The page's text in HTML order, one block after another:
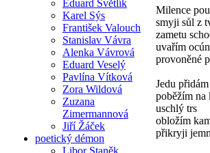
Eduard Světlík
Karel Sýs
František Valouch
Stanislav Vávra
Alenka Vávrová
Eduard Veselý
Pavlína Vítková
Zora Wildová
Zuzana
Zimermannová
Jiří Žáček
poetický démon
Libor Staněk
Milence
smyji sůl z
zametu
uvařím
provoněné
Jedu
poběžím na
uschlý trs
obložím
přikryji